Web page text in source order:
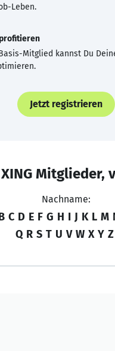
Leben.
Mitglied kannst Du
Jetzt registrieren
Mitglieder,
Nachname:
C D E F G H I J K L M
Q R S T U V W X Y Z